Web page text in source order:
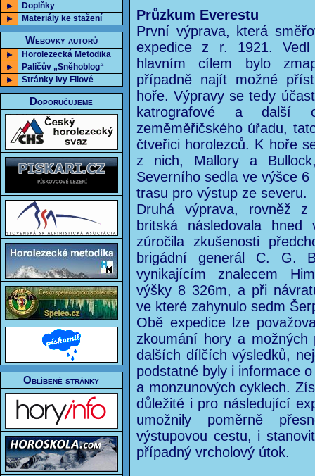
Doplňky
Materiály ke stažení
Webovky autorů
Horolezecká Metodika
Paličův „Sněhoblog“
Stránky Ivy Filové
Doporučujeme
Oblíbené stránky
Průzkum Everestu
První výprava, která
expedice z r. 1921.
hlavním cílem bylo
případně najít možné
hoře. Výpravy se tedy
katrografové a další
zeměměřičského úřadu,
čtveřici horolezců. K hoře
z nich, Mallory a
Severního sedla ve výšce
trasu pro výstup ze severu.
Druhá výprava, rovněž
britská následovala
zúročila zkušenosti
brigádní generál C. G.
vynikajícím znalecem
výšky 8 326m, a při
ve které zahynulo sedm
Obě expedice lze
zkoumání hory a
dalších dílčích výsledků,
podstatné byly i informace
a monzunových cyklech.
důležité i pro následující
umožnily poměrně
výstupovou cestu, i
případný vrcholový útok.